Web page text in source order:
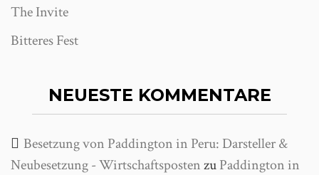
The Invite
Bitteres Fest
NEUESTE KOMMENTARE
Besetzung von Paddington in Peru: Darsteller &
Neubesetzung - WirtschaftspostenzuPaddington in